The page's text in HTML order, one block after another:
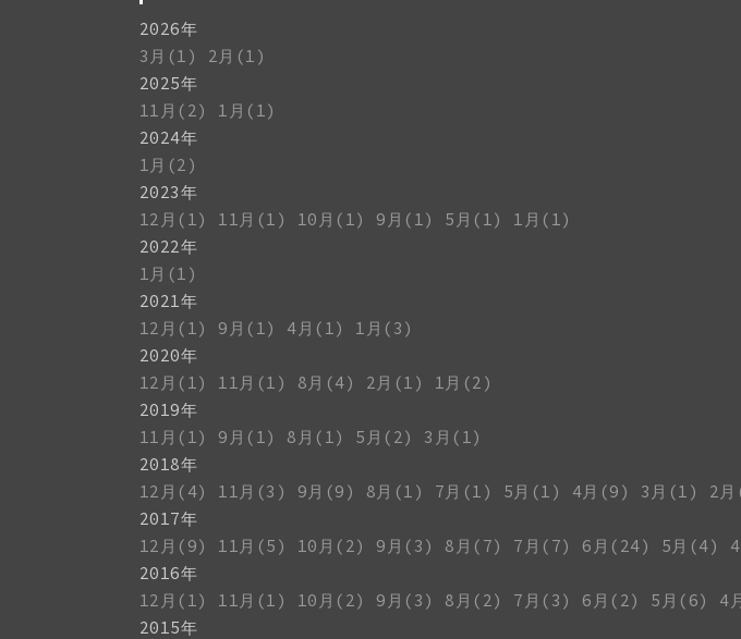
2026年
3月(1)
2月(1)
2025年
11月(2)
1月(1)
2024年
1月(2)
2023年
12月(1)
11月(1) 10月(1) 9月(1) 5月(1)
1月(1)
2022年
1月(1)
2021年
12月(1)
9月(1) 4月(1)
1月(3)
2020年
12月(1)
11月(1) 8月(4) 2月(1)
1月(2)
2019年
11月(1)
9月(1) 8月(1) 5月(2)
3月(1)
2018年
12月(4)
11月(3) 9月(9) 8月(1) 7月(1) 5月(1) 4月(9) 3月(1) 2
2017年
12月(9)
11月(5) 10月(2) 9月(3) 8月(7) 7月(7) 6月(24) 5月(4)
2016年
12月(1)
11月(1) 10月(2) 9月(3) 8月(2) 7月(3) 6月(2) 5月(6) 4
2015年